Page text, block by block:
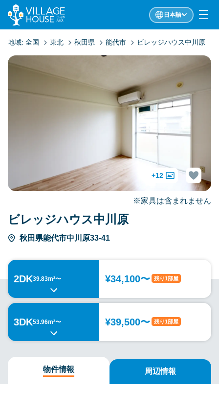
日本語
地域: 全国 東北 秋田県 能代市 ビレッジハウス中川原
ビレッジハウス中川原
秋田県能代市中川原33-41
+12
※家具は含まれません
2DK39.83m²〜 ¥34,100〜 残り1部屋
3DK53.96m²〜 ¥39,500〜 残り1部屋
物件情報 周辺情報